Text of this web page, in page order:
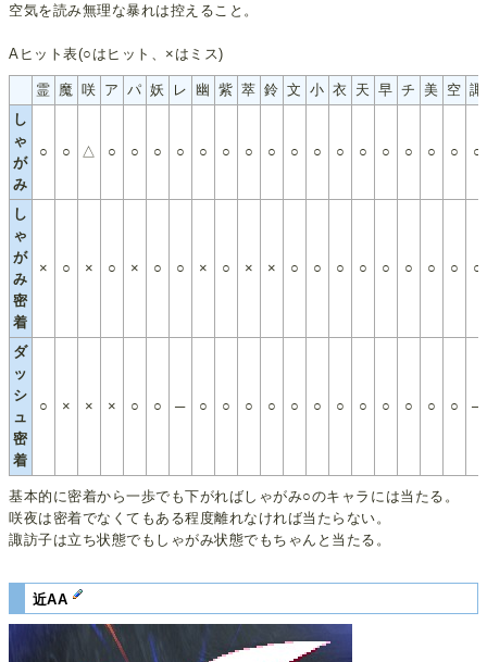
空気を読み無理な暴れは控えること。
Aヒット表(○はヒット、×はミス)
霊 魔 咲 ア パ 妖 レ 幽 紫 萃 鈴 文 小 衣 天 早 チ 美 空 諏
し
ゃ
が
み
○ ○ △ ○ ○ ○ ○ ○ ○ ○ ○ ○ ○ ○ ○ ○ ○ ○ ○ ○
し
ゃ
が
み
密
着
× ○ × ○ × ○ ○ × ○ × × ○ ○ ○ ○ ○ ○ ○ ○ ○
ダ
ッ
シ
ュ
密
着
○ × × × ○ ○ ─ ○ ○ ○ ○ ○ ○ ○ ○ ○ ○ ○ ○ ─
基本的に密着から一歩でも下がればしゃがみ○のキャラには当たる。
咲夜は密着でなくてもある程度離れなければ当たらない。
諏訪子は立ち状態でもしゃがみ状態でもちゃんと当たる。
近AA